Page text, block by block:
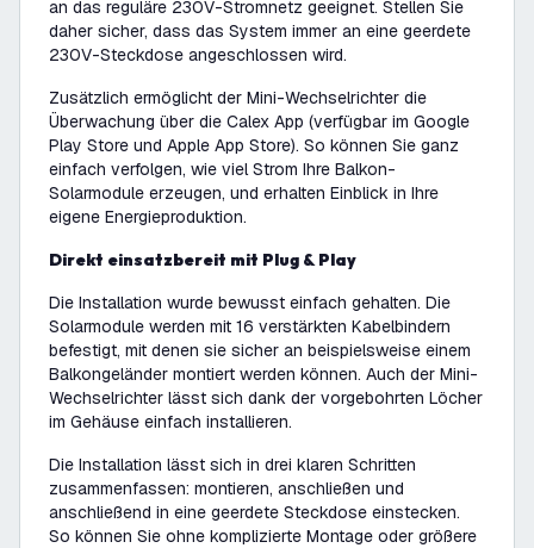
an das reguläre 230V-Stromnetz geeignet. Stellen Sie
daher sicher, dass das System immer an eine geerdete
230V-Steckdose angeschlossen wird.
Zusätzlich ermöglicht der Mini-Wechselrichter die
Überwachung über die Calex App (verfügbar im Google
Play Store und Apple App Store). So können Sie ganz
einfach verfolgen, wie viel Strom Ihre Balkon-
Solarmodule erzeugen, und erhalten Einblick in Ihre
eigene Energieproduktion.
Direkt einsatzbereit mit Plug & Play
Die Installation wurde bewusst einfach gehalten. Die
Solarmodule werden mit 16 verstärkten Kabelbindern
befestigt, mit denen sie sicher an beispielsweise einem
Balkongeländer montiert werden können. Auch der Mini-
Wechselrichter lässt sich dank der vorgebohrten Löcher
im Gehäuse einfach installieren.
Die Installation lässt sich in drei klaren Schritten
zusammenfassen: montieren, anschließen und
anschließend in eine geerdete Steckdose einstecken.
So können Sie ohne komplizierte Montage oder größere